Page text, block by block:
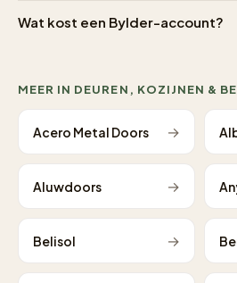
Wat kost een Bylder-account?
MEER IN DEUREN, KOZIJNEN &
Acero Metal Doors →
Aluwdoors →
Belisol →